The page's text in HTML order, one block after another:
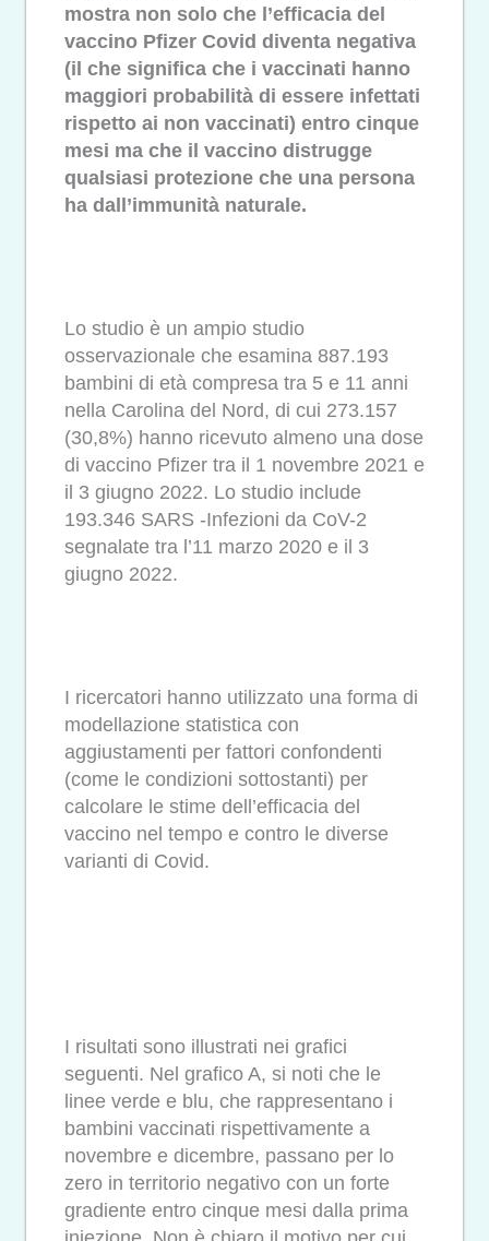
mostra non solo che l’efficacia del
vaccino Pfizer Covid diventa negativa
(il che significa che i vaccinati hanno
maggiori probabilità di essere infettati
rispetto ai non vaccinati) entro cinque
mesi ma che il vaccino distrugge
qualsiasi protezione che una persona
ha dall’immunità naturale.
Lo studio è un ampio studio
osservazionale che esamina 887.193
bambini di età compresa tra 5 e 11 anni
nella Carolina del Nord, di cui 273.157
(30,8%) hanno ricevuto almeno una dose
di vaccino Pfizer tra il 1 novembre 2021 e
il 3 giugno 2022. Lo studio include
193.346 SARS -Infezioni da CoV-2
segnalate tra l’11 marzo 2020 e il 3
giugno 2022.
I ricercatori hanno utilizzato una forma di
modellazione statistica con
aggiustamenti per fattori confondenti
(come le condizioni sottostanti) per
calcolare le stime dell’efficacia del
vaccino nel tempo e contro le diverse
varianti di Covid.
I risultati sono illustrati nei grafici
seguenti. Nel grafico A, si noti che le
linee verde e blu, che rappresentano i
bambini vaccinati rispettivamente a
novembre e dicembre, passano per lo
zero in territorio negativo con un forte
gradiente entro cinque mesi dalla prima